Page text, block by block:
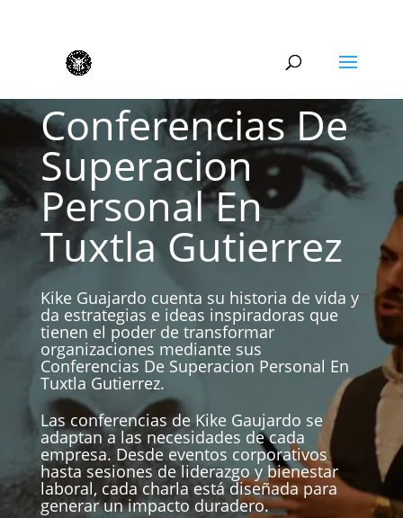
Conferencias De
Superacion
Personal En
Tuxtla Gutierrez
Kike Guajardo cuenta su historia de vida y
da estrategias e ideas inspiradoras que
tienen el poder de transformar
organizaciones mediante sus
Conferencias De Superacion Personal En
Tuxtla Gutierrez.
Las conferencias de Kike Gaujardo se
adaptan a las necesidades de cada
empresa. Desde eventos corporativos
hasta sesiones de liderazgo y bienestar
laboral, cada charla está diseñada para
generar un impacto duradero.